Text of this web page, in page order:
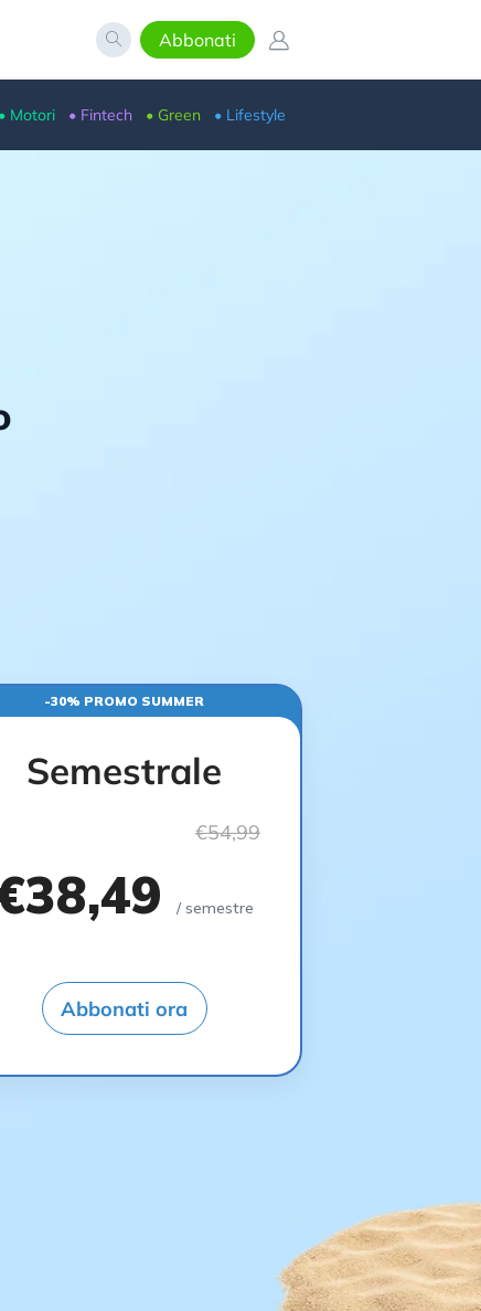
Abbonati
• Motori • Fintech • Green • Lifestyle
-30% PROMO SUMMER
Semestrale
€54,99
/ semestre
Abbonati ora